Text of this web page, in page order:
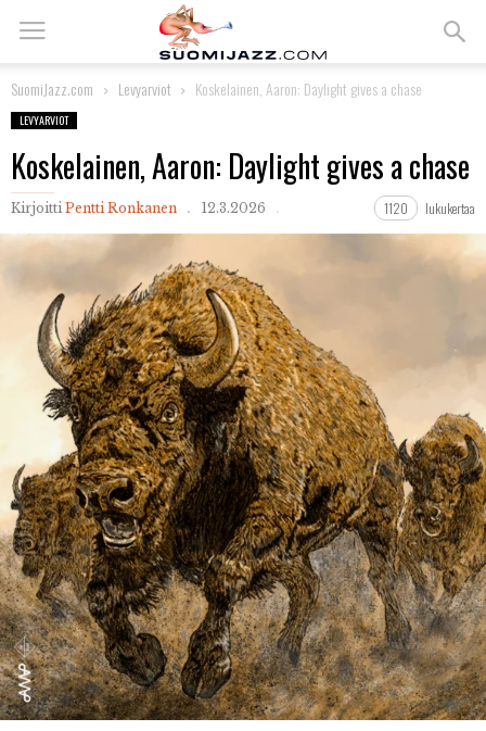
SuomiJazz.com Levyarviot Koskelainen, Aaron: Daylight gives a chase
LEVYARVIOT
Koskelainen, Aaron: Daylight gives a chase
Kirjoitti Pentti Ronkanen 12.3.2026 1120 lukukertaa